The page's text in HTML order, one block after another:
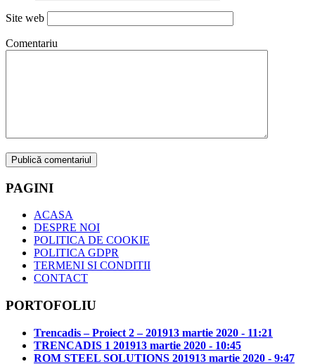
Site web
Comentariu
PAGINI
ACASA
DESPRE NOI
POLITICA DE COOKIE
POLITICA GDPR
TERMENI SI CONDITII
CONTACT
PORTOFOLIU
Trencadis – Proiect 2 – 201913 martie 2020 - 11:21
TRENCADIS 1 201913 martie 2020 - 10:45
ROM STEEL SOLUTIONS 201913 martie 2020 - 9:47